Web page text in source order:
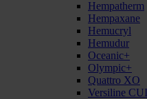
Hempatherm
Hempaxane
Hemucryl
Hemudur
Oceanic+
Olympic+
Quattro XO
Versiline CUI